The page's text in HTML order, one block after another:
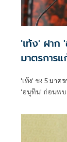
'เท้ง' ฝาก
มาตรการ
'เท้ง' ชง 5 มา
'อนุทิน' ก่อนพบ